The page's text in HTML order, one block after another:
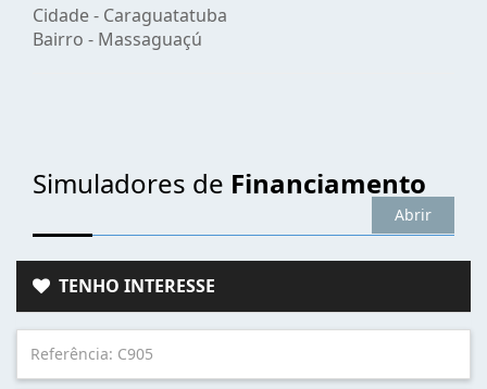
Cidade - Caraguatatuba
Bairro - Massaguaçú
Simuladores de Financiamento
Abrir
TENHO INTERESSE